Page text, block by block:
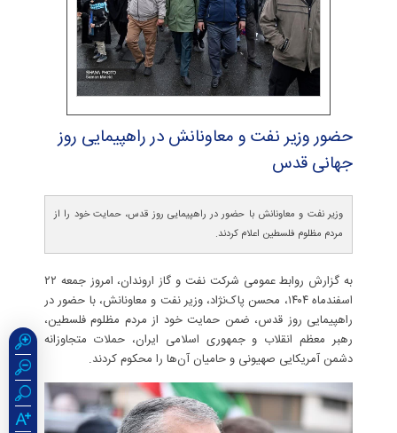
حضور وزیر نفت و معاونانش در راهپیمایی روز
جهانی قدس
وزیر نفت و معاونانش با حضور در راهپیمایی روز قدس، حمایت خود را از
مردم مظلوم فلسطین اعلام کردند.
به گزارش روابط عمومی شرکت نفت و گاز اروندان، امروز جمعه ۲۲
اسفندماه ۱۴۰۴، محسن پاک‌نژاد، وزیر نفت و معاونانش، با حضور در
راهپیمایی روز قدس، ضمن حمایت خود از مردم مظلوم فلسطین،
رهبر معظم انقلاب و جمهوری اسلامی ایران، حملات متجاوزانه
دشمن آمریکایی صهیونی و حامیان آن‌ها را محکوم کردند.